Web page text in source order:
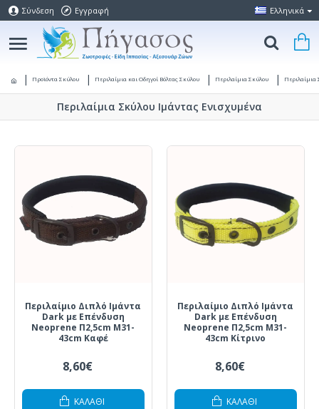
Σύνδεση Εγγραφή Ελληνικά
Προϊόντα Σκύλου Περιλαίμια και Οδηγοί Βόλτας Σκύλου Περιλαίμια Σκύλου Περιλαίμια
Περιλαίμια Σκύλου Ιμάντας Ενισχυμένα
Περιλαίμιο Διπλό Ιμάντα
Dark με Επένδυση
Neoprene Π2,5cm Μ31-
43cm Καφέ
8,60€
ΚΑΛΆΘΙ
Περιλαίμιο Διπλό Ιμάντα
Dark με Επένδυση
Neoprene Π2,5cm Μ31-
43cm Κίτρινο
8,60€
ΚΑΛΆΘΙ